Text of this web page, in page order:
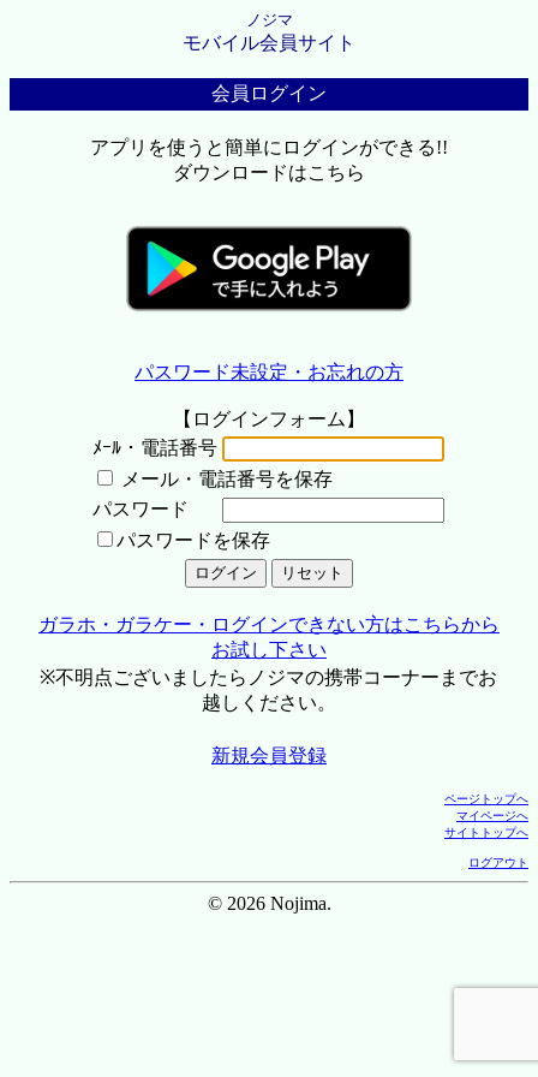
ノジマ
モバイル会員サイト
会員ログイン
アプリを使うと簡単にログインができる!!
ダウンロードはこちら
パスワード未設定・お忘れの方
【ログインフォーム】
ﾒｰﾙ・電話番号
メール・電話番号を保存
パスワード
パスワードを保存
ガラホ・ガラケー・ログインできない方はこちらから
お試し下さい
※不明点ございましたらノジマの携帯コーナーまでお
越しください。
新規会員登録
ページトップへ
マイページへ
サイトトップへ
ログアウト
© 2026 Nojima.